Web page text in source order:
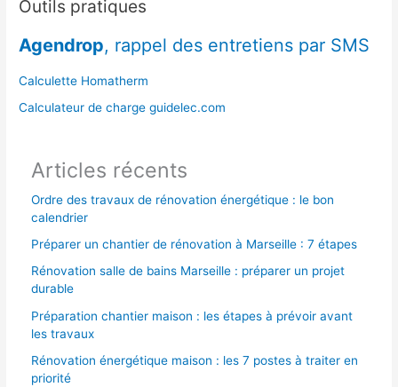
c
h
:
Outils pratiques
Agendrop, rappel des entretiens par SMS
Calculette Homatherm
Calculateur de charge guidelec.com
Articles récents
Ordre des travaux de rénovation énergétique : le bon
calendrier
Préparer un chantier de rénovation à Marseille : 7 étapes
Rénovation salle de bains Marseille : préparer un projet
durable
Préparation chantier maison : les étapes à prévoir avant
les travaux
Rénovation énergétique maison : les 7 postes à traiter en
priorité